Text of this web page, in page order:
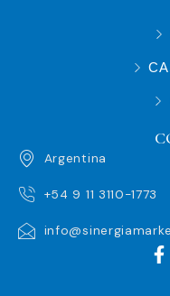
Argentina
+54 9 11 3110-1773
F
a